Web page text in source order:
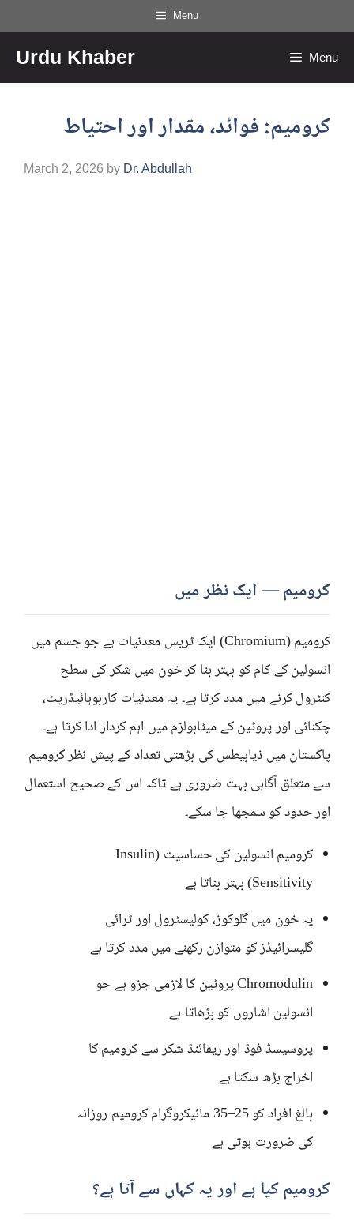
to
content
Menu
Urdu Khaber Menu
کرومیم: فوائد، مقدار اور احتیاط
March 2, 2026 by Dr. Abdullah
کرومیم — ایک نظر میں
کرومیم (Chromium) ایک ٹریس معدنیات ہے جو جسم میں
انسولین کے کام کو بہتر بنا کر خون میں شکر کی سطح
کنٹرول کرنے میں مدد کرتا ہے۔ یہ معدنیات کاربوہائیڈریٹ،
چکنائی اور پروٹین کے میٹابولزم میں اہم کردار ادا کرتا ہے۔
پاکستان میں ذیابیطس کی بڑھتی تعداد کے پیش نظر کرومیم
سے متعلق آگاہی بہت ضروری ہے تاکہ اس کے صحیح استعمال
اور حدود کو سمجھا جا سکے۔
کرومیم انسولین کی حساسیت (Insulin
Sensitivity) بہتر بناتا ہے
یہ خون میں گلوکوز، کولیسٹرول اور ٹرائی
گلیسرائیڈز کو متوازن رکھنے میں مدد کرتا ہے
Chromodulin پروٹین کا لازمی جزو ہے جو
انسولین اشاروں کو بڑھاتا ہے
پروسیسڈ فوڈ اور ریفائنڈ شکر سے کرومیم کا
اخراج بڑھ سکتا ہے
بالغ افراد کو 25–35 مائیکروگرام کرومیم روزانہ
کی ضرورت ہوتی ہے
کرومیم کیا ہے اور یہ کہاں سے آتا ہے؟